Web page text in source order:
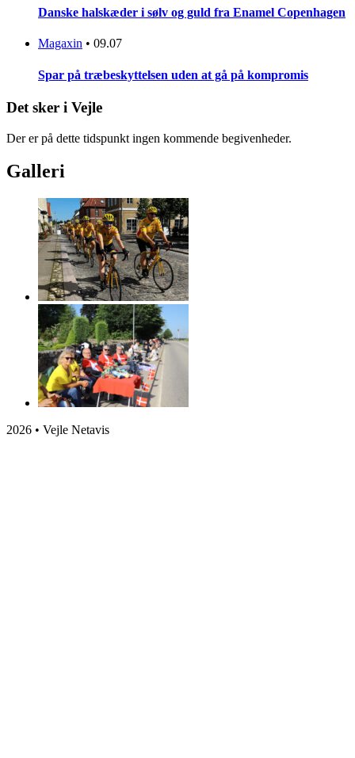
Danske halskæder i sølv og guld fra Enamel Copenhagen
Magaxin • 09.07
Spar på træbeskyttelsen uden at gå på kompromis
Det sker i Vejle
Der er på dette tidspunkt ingen kommende begivenheder.
Galleri
2026 • Vejle Netavis